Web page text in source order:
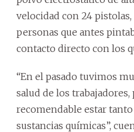
velocidad con 24
personas que antes
contacto directo con los
“En el pasado tuvimos
salud de los trabajadores,
recomendable estar
sustancias químicas”,